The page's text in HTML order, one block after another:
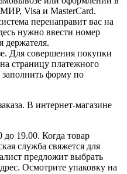
Visa и MasterCard.
перенаправит вас на
нужно ввести номер
держателя.
Для совершения покупки
страницу платежного
заполнить форму по
В интернет-магазине
до 19.00. Когда товар
служба свяжется для
предложит выбрать
Осмотрите упаковку на